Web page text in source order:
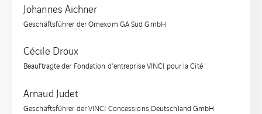
Johannes Aichner
Geschäftsführer der Omexom GA Süd GmbH
Cécile Droux
Beauftragte der Fondation d’entreprise VINCI pour la Cité
Arnaud Judet
Geschäftsführer der VINCI Concessions Deutschland GmbH